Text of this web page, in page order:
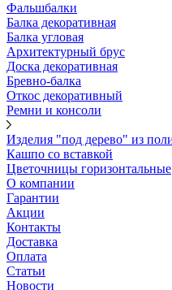
Фальшбалки
Балка декоративная
Балка угловая
Архитектурный брус
Доска декоративная
Бревно-балка
Откос декоративный
Ремни и консоли
Изделия "под дерево" из
Кашпо со вставкой
Цветочницы горизонтальные
О компании
Гарантии
Акции
Контакты
Доставка
Оплата
Статьи
Новости